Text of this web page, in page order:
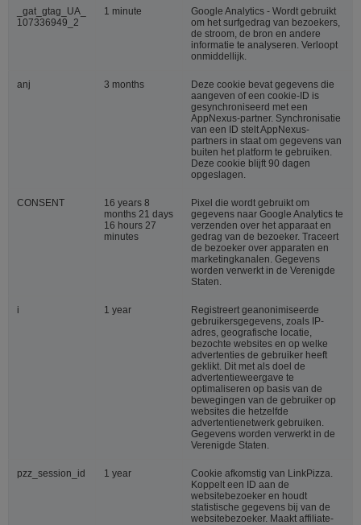
_gat_gtag_UA_
107336949_2
1 minute
Google Analytics - Wordt gebruikt
om het surfgedrag van bezoekers,
de stroom, de bron en andere
informatie te analyseren. Verloopt
onmiddellijk.
anj 3 months
Deze cookie bevat gegevens die
aangeven of een cookie-ID is
gesynchroniseerd met een
AppNexus-partner. Synchronisatie
van een ID stelt AppNexus-
partners in staat om gegevens van
buiten het platform te gebruiken.
Deze cookie blijft 90 dagen
opgeslagen.
CONSENT
16 years 8
months 21 days
16 hours 27
minutes
Pixel die wordt gebruikt om
gegevens naar Google Analytics te
verzenden over het apparaat en
gedrag van de bezoeker. Traceert
de bezoeker over apparaten en
marketingkanalen. Gegevens
worden verwerkt in de Verenigde
Staten.
i 1 year
Registreert geanonimiseerde
gebruikersgegevens, zoals IP-
adres, geografische locatie,
bezochte websites en op welke
advertenties de gebruiker heeft
geklikt. Dit met als doel de
advertentieweergave te
optimaliseren op basis van de
bewegingen van de gebruiker op
websites die hetzelfde
advertentienetwerk gebruiken.
Gegevens worden verwerkt in de
Verenigde Staten.
pzz_session_id 1 year
Cookie afkomstig van LinkPizza.
Koppelt een ID aan de
websitebezoeker en houdt
statistische gegevens bij van de
websitebezoeker. Maakt affiliate-